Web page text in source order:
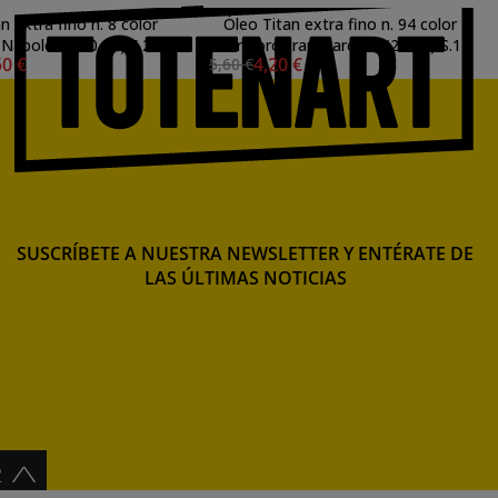
extra fino n. 8 color
(200 ml) S.2
€
Óleo Titan extra fino n. 94 color
ocre oro transparente (20 ml) S.1
5,60 €4,20 €
SUSCRÍBETE A NUESTRA NEWSLETTER Y ENTÉRATE DE
LAS ÚLTIMAS NOTICIAS